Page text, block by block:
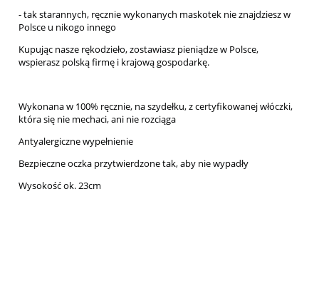
- tak starannych, ręcznie wykonanych maskotek nie znajdziesz w
Polsce u nikogo innego
Kupując nasze rękodzieło, zostawiasz pieniądze w Polsce,
wspierasz polską firmę i krajową gospodarkę.
Wykonana w 100% ręcznie, na szydełku, z certyfikowanej włóczki,
która się nie mechaci, ani nie rozciąga
Antyalergiczne wypełnienie
Bezpieczne oczka przytwierdzone tak, aby nie wypadły
Wysokość ok. 23cm